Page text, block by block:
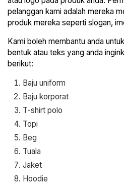
pelanggan kami adalah mereka
produk mereka seperti slogan,
Kami boleh membantu anda
bentuk atau teks yang anda
berikut:
Baju uniform
Baju korporat
T-shirt polo
Topi
Beg
Tuala
Jaket
Hoodie